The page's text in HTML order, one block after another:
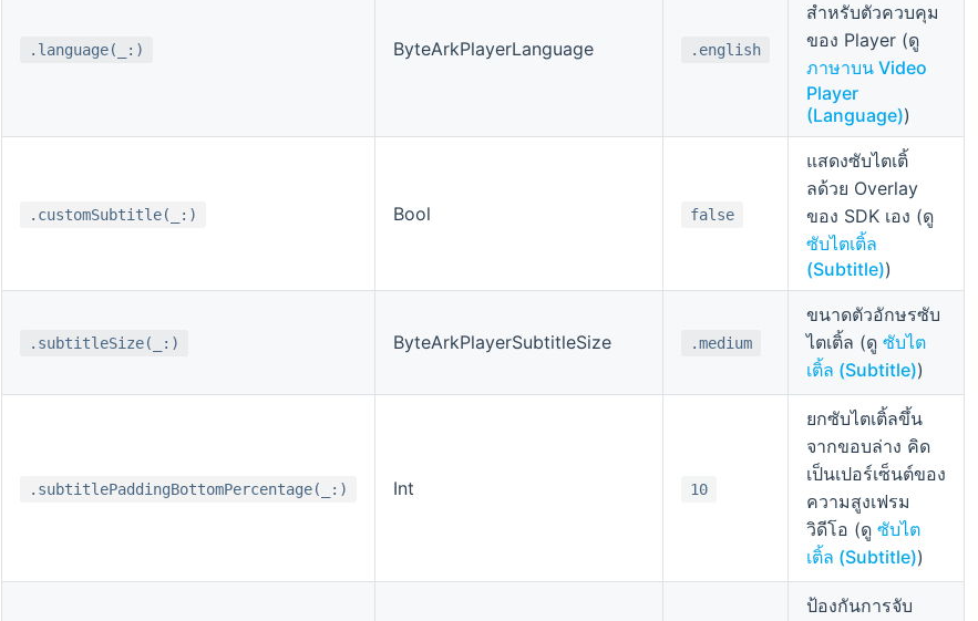
.language(_:) ByteArkPlayerLanguage .english
สำหรับตัวควบคุม
ของ Player (ดู
ภาษาบน Video
Player
(Language))
.customSubtitle(_:) Bool false
แสดงซับไตเติ้
ลด้วย Overlay
ของ SDK เอง (ดู
ซับไตเติ้ล
(Subtitle))
.subtitleSize(_:) ByteArkPlayerSubtitleSize .medium
ขนาดตัวอักษรซับ
ไตเติ้ล (ดู ซับไต
เติ้ล (Subtitle))
.subtitlePaddingBottomPercentage(_:) Int 10
ยกซับไตเติ้ลขึ้น
จากขอบล่าง คิด
เป็นเปอร์เซ็นต์ของ
ความสูงเฟรม
วิดีโอ (ดู ซับไต
เติ้ล (Subtitle))
ป้องกันการจับ